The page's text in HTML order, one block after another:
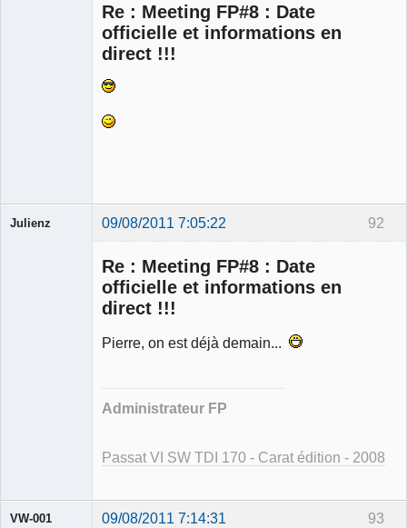
Re : Meeting FP#8 : Date
officielle et informations en
direct !!!
92
Julienz 09/08/2011 7:05:22
Re : Meeting FP#8 : Date
officielle et informations en
direct !!!
Pierre, on est déjà demain...
Administrateur FP
Passat VI SW TDI 170 - Carat édition - 2008
93
VW-001 09/08/2011 7:14:31